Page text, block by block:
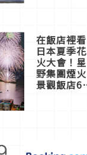
店3分即達
在飯店裡看
日本夏季花
火大會！星
野集團煙火
景觀飯店6